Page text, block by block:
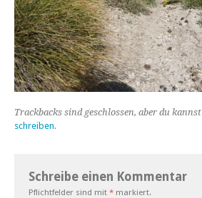
Trackbacks sind geschlossen, aber du kannst
schreiben.
Schreibe einen Kommentar
Pflichtfelder sind mit * markiert.